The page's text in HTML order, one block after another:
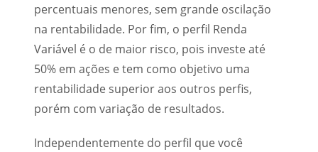
percentuais menores, sem grande oscilação
na rentabilidade. Por fim, o perfil Renda
Variável é o de maior risco, pois investe até
50% em ações e tem como objetivo uma
rentabilidade superior aos outros perfis,
porém com variação de resultados.
Independentemente do perfil que você